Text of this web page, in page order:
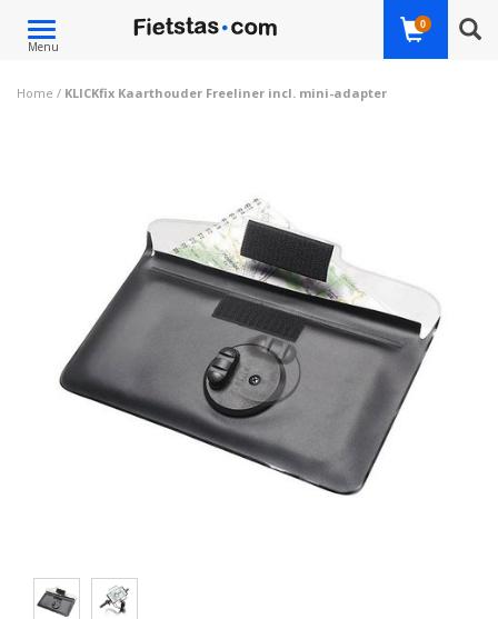
Toggle
navigation
Menu
0
Home / KLICKfix Kaarthouder Freeliner incl. mini-adapter